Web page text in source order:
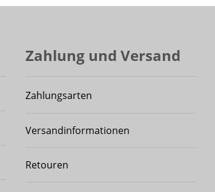
Zahlung und Versand
Zahlungsarten
Versandinformationen
Retouren